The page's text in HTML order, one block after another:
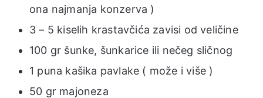
ona najmanja konzerva )
3 – 5 kiselih krastavčića zavisi od veličine
100 gr šunke, šunkarice ili nečeg sličnog
1 puna kašika pavlake ( može i više )
50 gr majoneza